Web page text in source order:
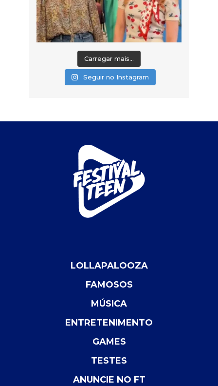
Carregar mais...
Seguir no Instagram
LOLLAPALOOZA
FAMOSOS
MÚSICA
ENTRETENIMENTO
GAMES
TESTES
ANUNCIE NO FT